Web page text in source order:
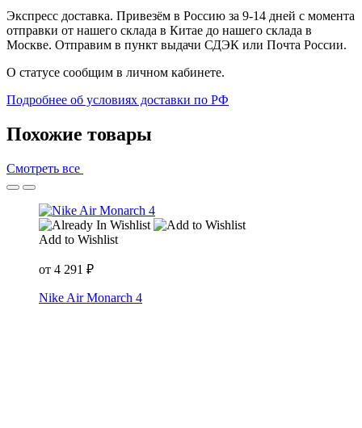
Экспресс доставка. Привезём в Россию за 9-14 дней с момента
отправки от нашего склада в Китае до нашего склада в
Москве. Отправим в пункт выдачи СДЭК или Почта России.
О статусе сообщим в личном кабинете.
Подробнее об условиях доставки по РФ
Похожие товары
Смотреть все
Add to Wishlist
от 4 291 ₽
Nike Air Monarch 4